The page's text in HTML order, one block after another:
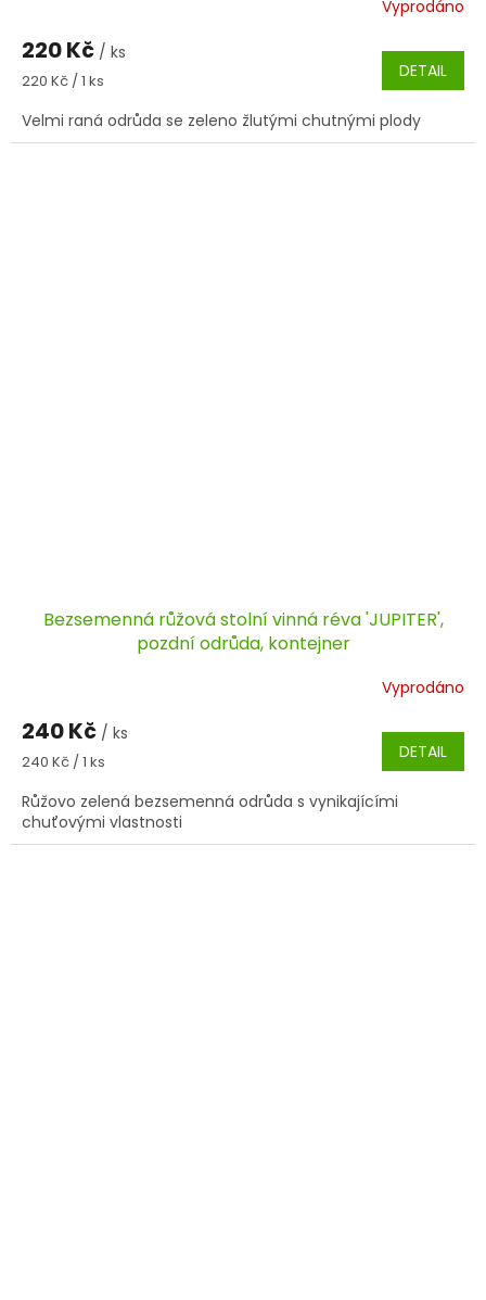
Vyprodáno
220 Kč / ks
Měrná
220 Kč / 1 ks DETAIL
Velmi raná odrůda se zeleno žlutými chutnými plody
Bezsemenná růžová stolní vinná réva 'JUPITER',
pozdní odrůda, kontejner
Vyprodáno
240 Kč / ks
Měrná
240 Kč / 1 ks DETAIL
Růžovo zelená bezsemenná odrůda s vynikajícími
chuťovými vlastnosti